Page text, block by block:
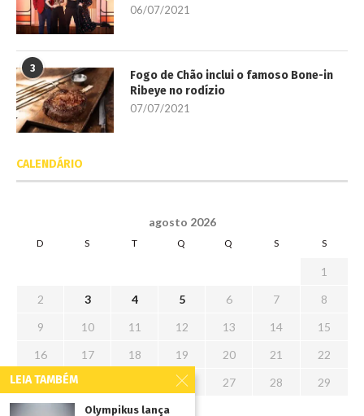
06/07/2021
3
Fogo de Chão inclui o famoso Bone-in
Ribeye no rodízio
07/07/2021
CALENDÁRIO
agosto 2026
D S T Q Q S S
1
2
3 4 5 6 7
8
9
10 11 12 13 14
15
16
17 18 19 20 21
22
23
26 27 28
29
31
LEIA TAMBÉM
Olympikus lança